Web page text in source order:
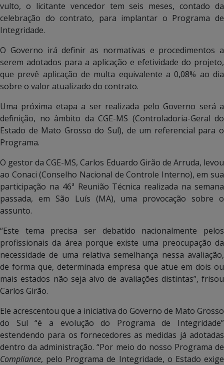
vulto, o licitante vencedor tem seis meses, contado da
celebração do contrato, para implantar o Programa de
Integridade.
O Governo irá definir as normativas e procedimentos a
serem adotados para a aplicação e efetividade do projeto,
que prevê aplicação de multa equivalente a 0,08% ao dia
sobre o valor atualizado do contrato.
Uma próxima etapa a ser realizada pelo Governo será a
definição, no âmbito da CGE-MS (Controladoria-Geral do
Estado de Mato Grosso do Sul), de um referencial para o
Programa.
O gestor da CGE-MS, Carlos Eduardo Girão de Arruda, levou
ao Conaci (Conselho Nacional de Controle Interno), em sua
participação na 46ª Reunião Técnica realizada na semana
passada, em São Luís (MA), uma provocação sobre o
assunto.
“Este tema precisa ser debatido nacionalmente pelos
profissionais da área porque existe uma preocupação da
necessidade de uma relativa semelhança nessa avaliação,
de forma que, determinada empresa que atue em dois ou
mais estados não seja alvo de avaliações distintas”, frisou
Carlos Girão.
Ele acrescentou que a iniciativa do Governo de Mato Grosso
do Sul “é a evolução do Programa de Integridade”
estendendo para os fornecedores as medidas já adotadas
dentro da administração. “Por meio do nosso Programa de
Compliance, pelo Programa de Integridade, o Estado exige